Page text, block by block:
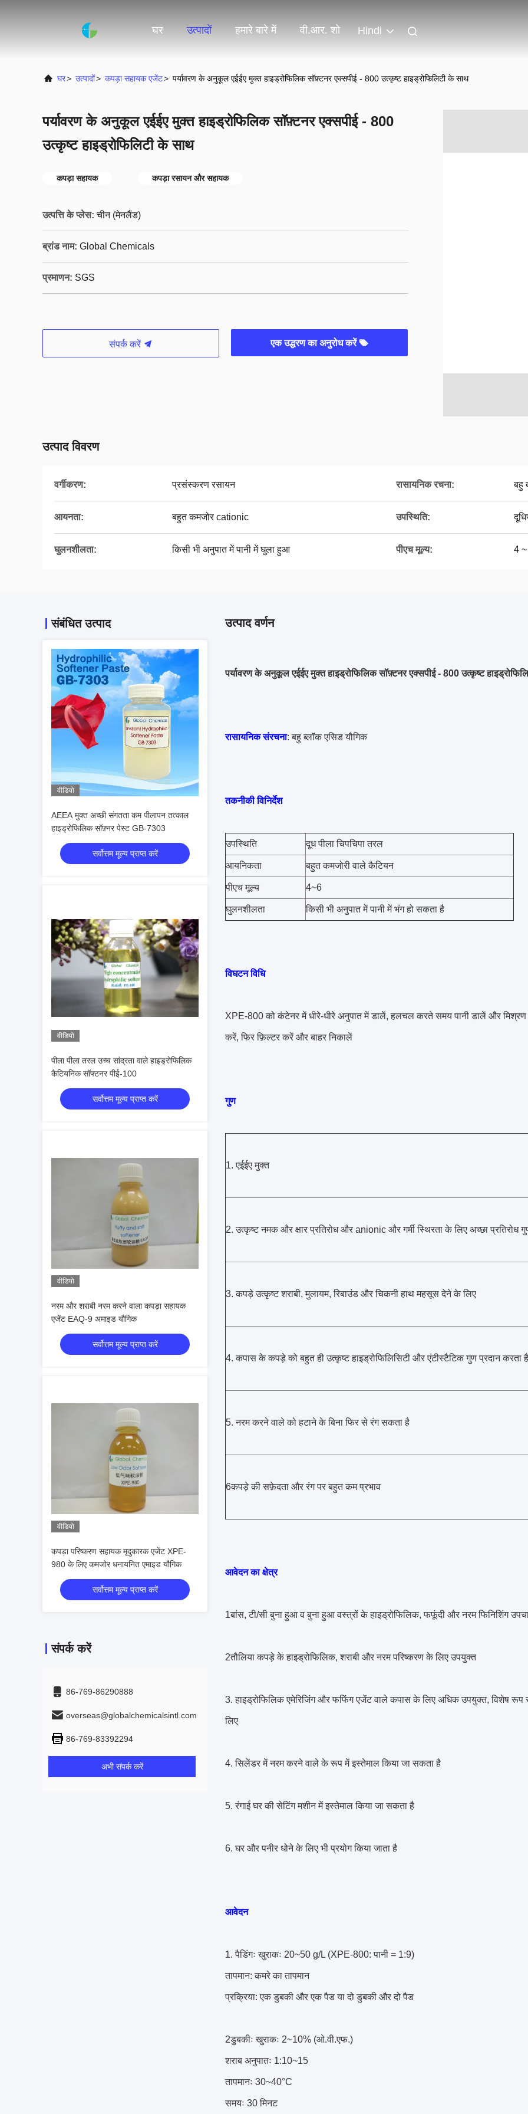
घर उत्पादों हमारे बारे में वी.आर. शो Hindi
घर> उत्पादों> कपड़ा सहायक एजेंट> पर्यावरण के अनुकूल एईईए मुक्त हाइड्रोफिलिक सॉफ़्टनर एक्सपीई - 800 उत्कृष्ट हाइड्रोफिलिटी के साथ
पर्यावरण के अनुकूल एईईए मुक्त हाइड्रोफिलिक सॉफ़्टनर एक्सपीई - 800
उत्कृष्ट हाइड्रोफिलिटी के साथ
कपड़ा सहायक कपड़ा रसायन और सहायक
उत्पत्ति के प्लेस: चीन (मेनलैंड)
ब्रांड नाम: Global Chemicals
प्रमाणन: SGS
संपर्क करें एक उद्धरण का अनुरोध करें
उत्पाद विवरण
वर्गीकरण: प्रसंस्करण रसायन रासायनिक रचना: बहु
आयनता: बहुत कमजोर cationic उपस्थिति:
घुलनशीलता: किसी भी अनुपात में पानी में घुला हुआ पीएच मूल्य: 4
संबंधित उत्पाद
वीडियो
AEEA मुक्त अच्छी संगतता कम पीलापन तत्काल
हाइड्रोफिलिक सॉफ़्नर पेस्ट GB-7303
सर्वोत्तम मूल्य प्राप्त करें
वीडियो
पीला पीला तरल उच्च सांद्रता वाले हाइड्रोफिलिक
कैटियनिक सॉफ्टनर पीई-100
सर्वोत्तम मूल्य प्राप्त करें
वीडियो
नरम और शराबी नरम करने वाला कपड़ा सहायक
एजेंट EAQ-9 अमाइड यौगिक
सर्वोत्तम मूल्य प्राप्त करें
वीडियो
कपड़ा परिष्करण सहायक मृदुकारक एजेंट XPE-
980 के लिए कमजोर धनायनित एमाइड यौगिक
सर्वोत्तम मूल्य प्राप्त करें
संपर्क करें
86-769-86290888
overseas@globalchemicalsintl.com
86-769-83392294
अभी संपर्क करें
उत्पाद वर्णन
पर्यावरण के अनुकूल एईईए मुक्त हाइड्रोफिलिक सॉफ़्टनर एक्सपीई - 800 उत्कृष्ट
रासायनिक संरचना: बहु ब्लॉक एसिड यौगिक
तकनीकी विनिर्देश
उपस्थिति दूध पीला चिपचिपा तरल
आयनिकता बहुत कमजोरी वाले कैटियन
पीएच मूल्य 4~6
घुलनशीलता किसी भी अनुपात में पानी में भंग हो सकता है
विघटन विधि
XPE-800 को कंटेनर में धीरे-धीरे अनुपात में डालें, हलचल करते समय पानी डालें और
करें, फिर फ़िल्टर करें और बाहर निकालें
गुण
1. एईईए मुक्त
2. उत्कृष्ट नमक और क्षार प्रतिरोध और anionic और गर्मी स्थिरता के लिए अच्छा प्रतिरोध
3. कपड़े उत्कृष्ट शराबी, मुलायम, रिबाउंड और चिकनी हाथ महसूस देने के लिए
4. कपास के कपड़े को बहुत ही उत्कृष्ट हाइड्रोफिलिसिटी और एंटीस्टैटिक गुण प्रदान करता है
5. नरम करने वाले को हटाने के बिना फिर से रंग सकता है
6कपड़े की सफ़ेदता और रंग पर बहुत कम प्रभाव
आवेदन का क्षेत्र
1बांस, टी/सी बुना हुआ व बुना हुआ वस्त्रों के हाइड्रोफिलिक, फफूंदी और नरम फिनिशिंग
2तौलिया कपड़े के हाइड्रोफिलिक, शराबी और नरम परिष्करण के लिए उपयुक्त
3. हाइड्रोफिलिक एमेरिजिंग और फफिंग एजेंट वाले कपास के लिए अधिक उपयुक्त, विशेष
लिए
4. सिलेंडर में नरम करने वाले के रूप में इस्तेमाल किया जा सकता है
5. रंगाई घर की सेटिंग मशीन में इस्तेमाल किया जा सकता है
6. घर और पनीर धोने के लिए भी प्रयोग किया जाता है
आवेदन
1. पैडिंगः खुराकः 20~50 g/L (XPE-800: पानी = 1:9)
तापमान: कमरे का तापमान
प्रक्रिया: एक डुबकी और एक पैड या दो डुबकी और दो पैड
2डुबकीः खुराकः 2~10% (ओ.वी.एफ.)
शराब अनुपातः 1:10~15
तापमानः 30~40°C
समयः 30 मिनट